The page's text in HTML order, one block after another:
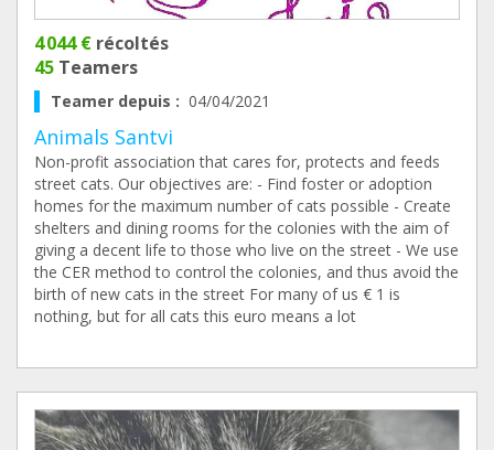
4 044 € récoltés
45 Teamers
Teamer depuis : 04/04/2021
Animals Santvi
Non-profit association that cares for, protects and feeds
street cats. Our objectives are: - Find foster or adoption
homes for the maximum number of cats possible - Create
shelters and dining rooms for the colonies with the aim of
giving a decent life to those who live on the street - We use
the CER method to control the colonies, and thus avoid the
birth of new cats in the street For many of us € 1 is
nothing, but for all cats this euro means a lot